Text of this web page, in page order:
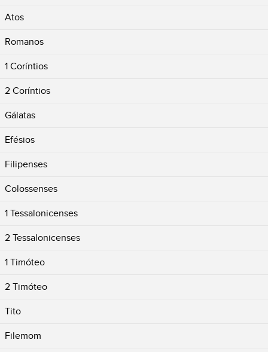
Atos
Romanos
1 Coríntios
2 Coríntios
Gálatas
Efésios
Filipenses
Colossenses
1 Tessalonicenses
2 Tessalonicenses
1 Timóteo
2 Timóteo
Tito
Filemom